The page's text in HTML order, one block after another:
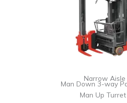
Narrow Aisle
Man Down 3-way
Man Up